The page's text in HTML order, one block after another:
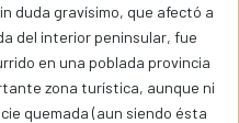
duda gravísimo, que afectó a
del interior peninsular, fue
en una poblada provincia
zona turística, aunque ni
quemada (aun siendo ésta